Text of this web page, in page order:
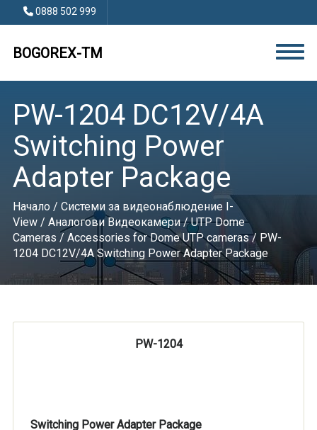
0888 502 999
BOGOREX-TM
PW-1204 DC12V/4A
Switching Power
Adapter Package
Начало / Системи за видеонаблюдение I-
View/ Аналогови Видеокамери/UTP Dome
Cameras / Accessories for Dome UTP cameras/ PW-
1204 DC12V/4A Switching Power Adapter Package
PW-1204
Switching Power Adapter Package